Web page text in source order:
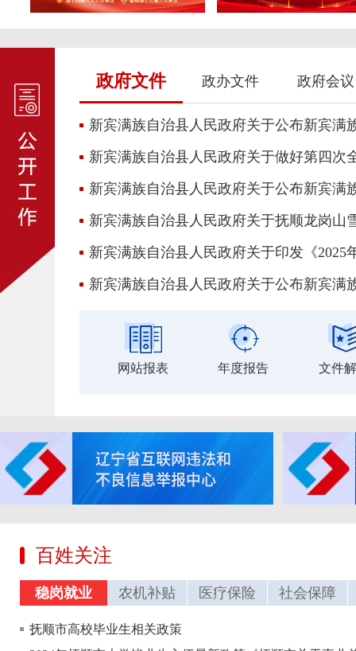
政府文件 政办文件 政府会议
新宾满族自治县人民政府关于做好第四次
新宾满族自治县人民政府关于抚顺龙岗山
网站报表 年度报告 文件
百姓关注
稳岗就业 农机补贴 医疗保险 社会保障
抚顺市高校毕业生相关政策